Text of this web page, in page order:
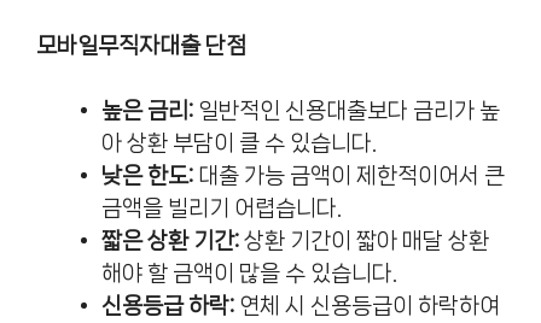
모바일무직자대출 단점
높은 금리: 일반적인 신용대출보다 금리가 높
아 상환 부담이 클 수 있습니다.
낮은 한도: 대출 가능 금액이 제한적이어서 큰
금액을 빌리기 어렵습니다.
짧은 상환 기간: 상환 기간이 짧아 매달 상환
해야 할 금액이 많을 수 있습니다.
신용등급 하락: 연체 시 신용등급이 하락하여